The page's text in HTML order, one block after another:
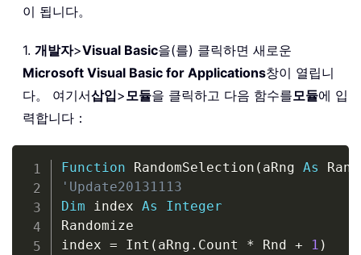
이 됩니다。
1. 개발자>Visual Basic을(를) 클릭하면 새로운
Microsoft Visual Basic for Applications창이 열립니
다。 여기서삽입>모듈을 클릭하고 다음 함수를모듈에 입
력합니다：
Function RandomSelection ( aRng As
'Update20131113
Dim index As
Integer
Randomize
index = Int ( aRng . Count * Rnd + 1 )
Copy